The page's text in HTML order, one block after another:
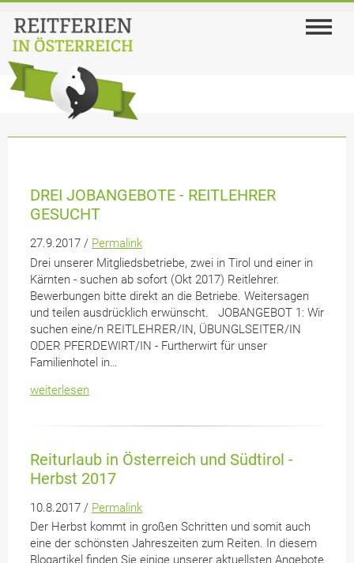
DREI JOBANGEBOTE - REITLEHRER
GESUCHT
27.9.2017 / Permalink
Drei unserer Mitgliedsbetriebe, zwei in Tirol und einer in
Kärnten - suchen ab sofort (Okt 2017) Reitlehrer.
Bewerbungen bitte direkt an die Betriebe. Weitersagen
und teilen ausdrücklich erwünscht. JOBANGEBOT 1: Wir
suchen eine/n REITLEHRER/IN, ÜBUNGLSEITER/IN
ODER PFERDEWIRT/IN - Furtherwirt für unser
Familienhotel in…
weiterlesen
Reiturlaub in Österreich und Südtirol -
Herbst 2017
10.8.2017 / Permalink
Der Herbst kommt in großen Schritten und somit auch
eine der schönsten Jahreszeiten zum Reiten. In diesem
Blogartikel finden Sie einige unserer aktuellsten Angebote